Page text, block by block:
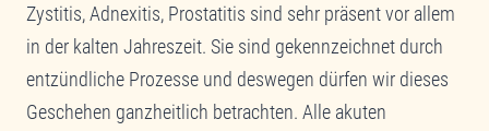
Zystitis, Adnexitis, Prostatitis sind sehr präsent vor allem
in der kalten Jahreszeit. Sie sind gekennzeichnet durch
entzündliche Prozesse und deswegen dürfen wir dieses
Geschehen ganzheitlich betrachten. Alle akuten